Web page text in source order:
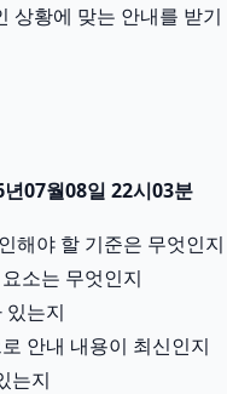
상황에 맞는 안내를 받기
07월08일 22시03분
해야 할 기준은 무엇인지
소는 무엇인지
있는지
안내 내용이 최신인지
는지